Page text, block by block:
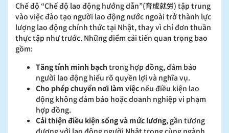
Chế độ “Chế độ lao động hướng dẫn”(育成就労) tập trung
vào việc đào tạo người lao động nước ngoài trở thành lực
lượng lao động chính thức tại Nhật, thay vì chỉ đơn thuần
thực tập như trước. Những điểm cải tiến quan trọng bao
gồm:
Tăng tính minh bạch trong hợp đồng, đảm bảo
người lao động hiểu rõ quyền lợi và nghĩa vụ.
Cho phép chuyển nơi làm việc nếu điều kiện lao
động không đảm bảo hoặc doanh nghiệp vi phạm
hợp đồng.
Cải thiện điều kiện sống và mức lương, gần tương
đương với lao động người Nhật trong cùng ngành